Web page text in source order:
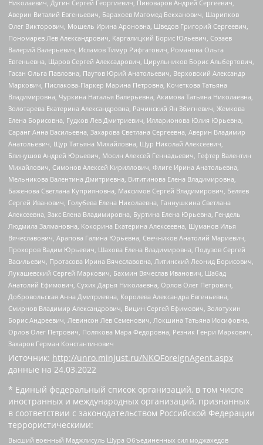
Николаевич, Дугин Сергей Георгиевич, Пивоваров Андрей Сергеевич,
Аверин Виталий Евгеньевич, Барахоев Магомед Бекханович, Шарипков
Олег Викторович, Мошель Ирина Ароновна, Шведов Григорий Сергеевич,
Пономарев Лев Александрович, Каргалицкий Борис Юльевич, Созаев
Валерий Валерьевич, Исламов Тимур Рифгатович, Романова Ольга
Евгеньевна, Щаров Сергей Алексадрович, Цирульников Борис Альбертович,
Гасан Ольга Павловна, Паутов Юрий Анатольевич, Верховский Александр
Маркович, Пислакова-Паркер Марина Петровна, Кочеткова Татьяна
Владимировна, Чуркина Наталья Валерьевна, Акимова Татьяна Николаевна,
Золотарева Екатерина Александровна, Рачинский Ян Збигневич, Жемкова
Елена Борисовна, Гудков Лев Дмитриевич, Илларионова Юлия Юрьевна,
Саранг Анна Васильевна, Захарова Светлана Сергеевна, Аверин Владимир
Анатольевич, Щур Татьяна Михайловна, Щур Николай Алексеевич,
Блинушов Андрей Юрьевич, Мосин Алексей Геннадьевич, Гефтер Валентин
Михайлович, Симонов Алексей Кириллович, Флиге Ирина Анатольевна,
Мельникова Валентина Дмитриевна, Вититинова Елена Владимировна,
Баженова Светлана Куприяновна, Максимов Сергей Владимирович, Беляев
Сергей Иванович, Голубева Елена Николаевна, Ганнушкина Светлана
Алексеевна, Закс Елена Владимировна, Буртина Елена Юрьевна, Гендель
Людмила Залмановна, Кокорина Екатерина Алексеевна, Шуманов Илья
Вячеславович, Арапова Галина Юрьевна, Свечников Анатолий Мариевич,
Прохоров Вадим Юрьевич, Шахова Елена Владимировна, Подузов Сергей
Васильевич, Протасова Ирина Вячеславовна, Литинский Леонид Борисович,
Лукашевский Сергей Маркович, Бахмин Вячеслав Иванович, Шабад
Анатолий Ефимович, Сухих Дарья Николаевна, Орлов Олег Петрович,
Добровольская Анна Дмитриевна, Королева Александра Евгеньевна,
Смирнов Владимир Александрович, Вицин Сергей Ефимович, Золотухин
Борис Андреевич, Левинсон Лев Семенович, Локшина Татьяна Иосифовна,
Орлов Олег Петрович, Полякова Мара Федоровна, Резник Генри Маркович,
Захаров Герман Константинович
Источник: http://unro.minjust.ru/NKOForeignAgent.aspx
данные на 24.03.2022
* Единый федеральный список организаций, в том числе
иностранных и международных организаций, признанных
в соответствии с законодательством Российской Федерации
террористическими:
Высший военный Маджлисуль Шура Объединенных сил моджахедов